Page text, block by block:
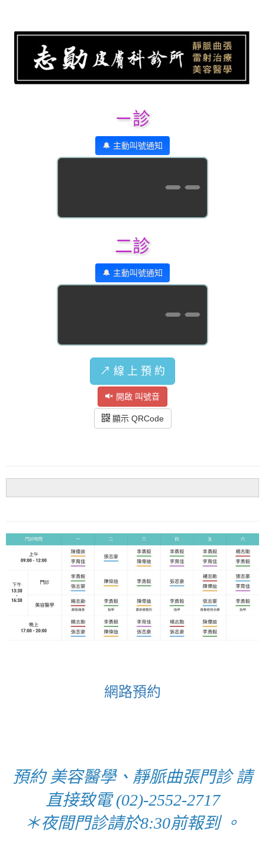
ㄧ診
🔔 主動叫號通知
--
二診
🔔 主動叫號通知
--
↗️ 線 上 預 約
開啟 叫號音
顯示 QRCode
網路預約
預約 美容醫學、靜脈曲張門診 請
直接致電 (02)-2552-2717
＊夜間門診請於8:30前報到 。